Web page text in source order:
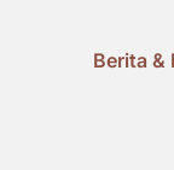
Berita &